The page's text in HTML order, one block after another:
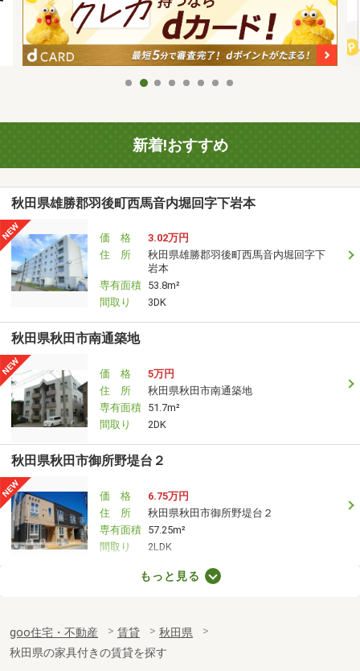
新着!おすすめ
秋田県雄勝郡羽後町西馬音内堀回字下岩本
価 格
3.02万円
住 所
秋田県雄勝郡羽後町西馬音内堀回字下
岩本
専有面積 53.8m²
間取り
3DK
秋田県秋田市南通築地
価 格
5万円
住 所
秋田県秋田市南通築地
専有面積 51.7m²
間取り
2DK
秋田県秋田市御所野堤台２
価 格
6.75万円
住 所
秋田県秋田市御所野堤台２
専有面積 57.25m²
間取り
2LDK
秋田県秋田市外旭川字八幡田
住 所
秋田県秋田市外旭川字八幡田
専有面積 52.62m²
もっと見る
goo住宅・不動産 賃貸
秋田県
秋田県の家具付きの賃貸を探す